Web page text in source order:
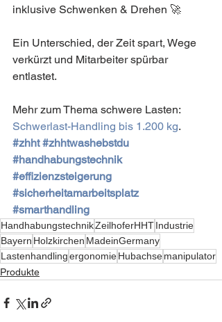
inklusive Schwenken & Drehen 🚀
Ein Unterschied, der Zeit spart, Wege
verkürzt und Mitarbeiter spürbar
entlastet.
Mehr zum Thema schwere Lasten:
Schwerlast-Handling bis 1.200 kg.
#zhht #zhhtwashebstdu
#handhabungstechnik
#effizienzsteigerung
#sicherheitamarbeitsplatz
#smarthandling
HandhabungstechnikZeilhoferHHTIndustrie
Bayern Holzkirchen MadeinGermany
LastenhandlingergonomieHubachsemanipulator
Produkte